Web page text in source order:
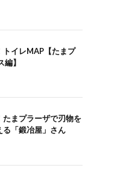
トイレMAP【たまプ
編】
たまプラーザで刃物を
る「鍛冶屋」さん